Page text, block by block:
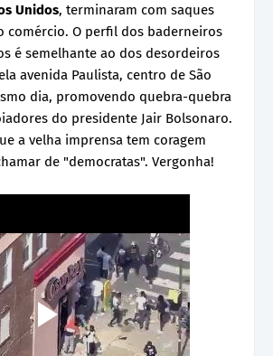
Unidos, terminaram com saques
comércio. O perfil dos baderneiros
é semelhante ao dos desordeiros
avenida Paulista, centro de São
dia, promovendo quebra-quebra
do presidente Jair Bolsonaro.
a velha imprensa tem coragem
de "democratas". Vergonha!